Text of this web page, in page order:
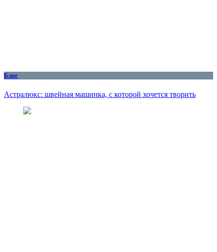
Блог
Астралюкс: швейная машинка, с которой хочется творить